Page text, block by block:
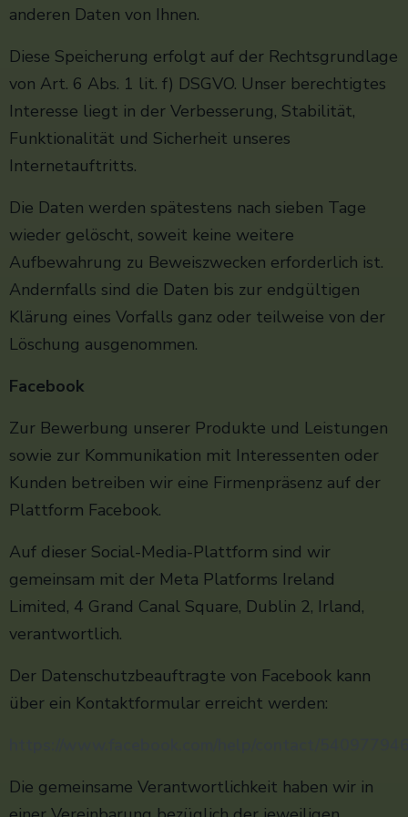
anderen Daten von Ihnen.
Diese Speicherung erfolgt auf der Rechtsgrundlage
von Art. 6 Abs. 1 lit. f) DSGVO. Unser berechtigtes
Interesse liegt in der Verbesserung, Stabilität,
Funktionalität und Sicherheit unseres
Internetauftritts.
Die Daten werden spätestens nach sieben Tage
wieder gelöscht, soweit keine weitere
Aufbewahrung zu Beweiszwecken erforderlich ist.
Andernfalls sind die Daten bis zur endgültigen
Klärung eines Vorfalls ganz oder teilweise von der
Löschung ausgenommen.
Facebook
Zur Bewerbung unserer Produkte und Leistungen
sowie zur Kommunikation mit Interessenten oder
Kunden betreiben wir eine Firmenpräsenz auf der
Plattform Facebook.
Auf dieser Social-Media-Plattform sind wir
gemeinsam mit der Meta Platforms Ireland
Limited, 4 Grand Canal Square, Dublin 2, Irland,
verantwortlich.
Der Datenschutzbeauftragte von Facebook kann
über ein Kontaktformular erreicht werden:
Die gemeinsame Verantwortlichkeit haben wir in